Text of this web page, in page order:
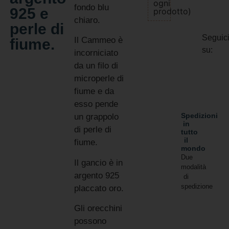
925 e
perle di
fiume.
fondo blu
chiaro.
Il Cammeo è
incorniciato
da un filo di
microperle di
fiume e da
esso pende
un grappolo
di perle di
fiume.
Il gancio è in
argento 925
placcato oro.
Gli orecchini
possono
ogni
prodotto)
Spedizioni
in
tutto
il
mondo
Due
modalità
di
spedizione
Seguici
su: